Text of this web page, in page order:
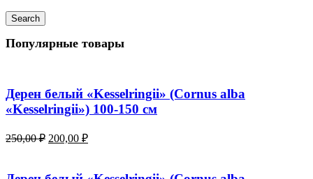
Search
Популярные товары
Дерен белый «Kesselringii» (Cornus alba
«Kesselringii») 100-150 см
250,00₽ Original
250,00 ₽.
200,00 ₽Current
200,00 ₽.